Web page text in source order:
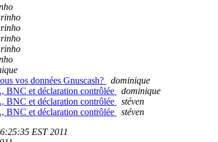
vos données Gnuscash?
dominique
BNC et déclaration contrôlée
dominique
BNC et déclaration contrôlée
stéven
BNC et déclaration contrôlée
stéven
EST 2011